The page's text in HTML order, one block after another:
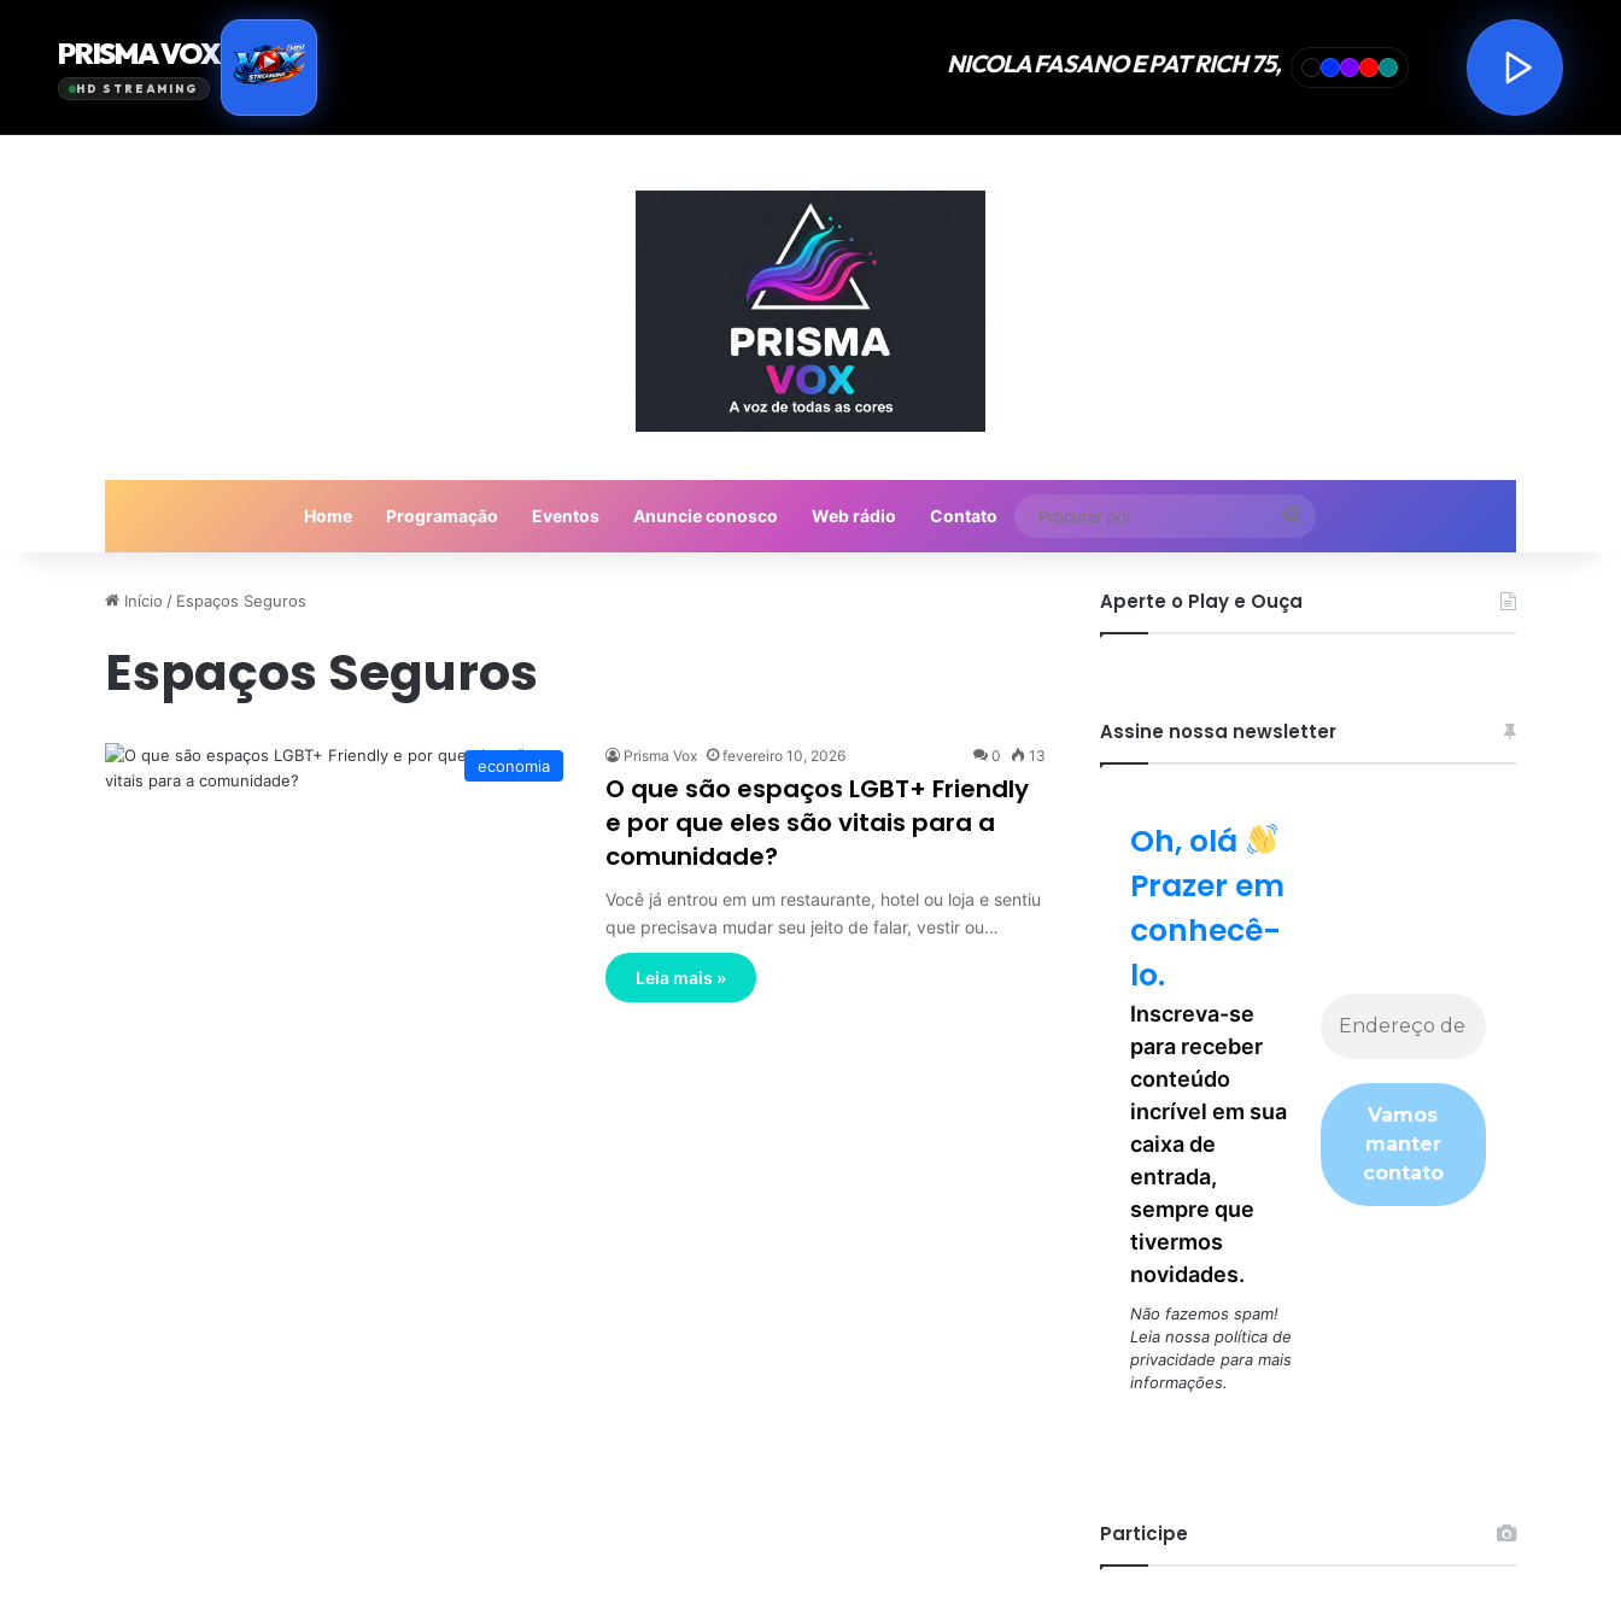
Home Programação Eventos Anuncie conosco Web rádio Contato
por
Início / Espaços Seguros
Espaços Seguros
economia
Prisma Vox fevereiro 10, 2026 0 13
O que são espaços LGBT+ Friendly
e por que eles são vitais para a
comunidade?
Você já entrou em um restaurante, hotel ou loja e sentiu
que precisava mudar seu jeito de falar, vestir ou…
Leia mais »
Aperte o Play e Ouça
Assine nossa newsletter
Oh, olá
Prazer em
conhecê-
lo.
Inscreva-se
para receber
conteúdo
incrível em sua
caixa de
entrada,
sempre que
tivermos
novidades.
Não fazemos spam!
Leia nossapolítica de
privacidade para mais
informações.
Participe